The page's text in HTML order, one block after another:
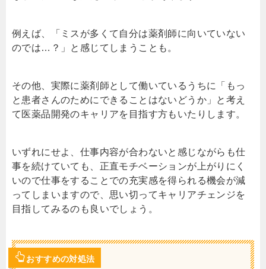
例えば、「ミスが多くて自分は薬剤師に向いていない
のでは…？」と感じてしまうことも。
その他、実際に薬剤師として働いているうちに「もっ
と患者さんのためにできることはないどうか」と考え
て医薬品開発のキャリアを目指す方もいたりします。
いずれにせよ、仕事内容が合わないと感じながらも仕
事を続けていても、正直モチベーションが上がりにく
いので仕事をすることでの充実感を得られる機会が減
ってしまいますので、思い切ってキャリアチェンジを
目指してみるのも良いでしょう。
おすすめの対処法